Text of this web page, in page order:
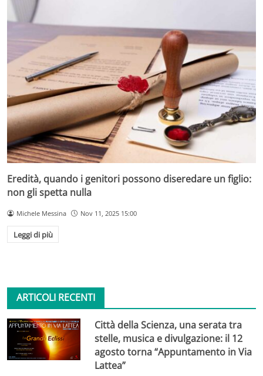
Eredità, quando i genitori possono diseredare un figlio:
non gli spetta nulla
Michele Messina Nov 11, 2025 15:00
Leggi di più
ARTICOLI RECENTI
Città della Scienza, una serata tra
stelle, musica e divulgazione: il 12
agosto torna “Appuntamento in Via
Lattea”